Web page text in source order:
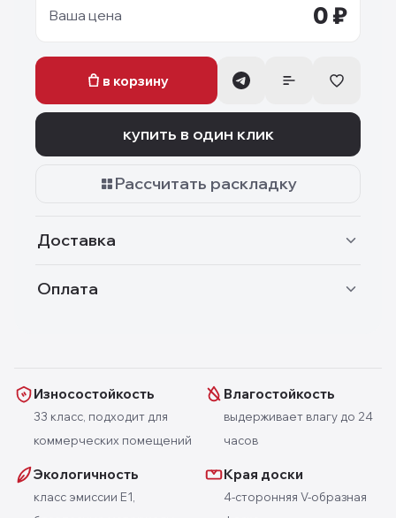
Ваша цена 0₽
в корзину
купить в один клик
Рассчитать раскладку
Доставка
Оплата
Износостойкость
33 класс, подходит для
коммерческих помещений
Влагостойкость
выдерживает влагу до 24
часов
Экологичность
класс эмиссии E1,
Края доски
4-сторонняя V-образная